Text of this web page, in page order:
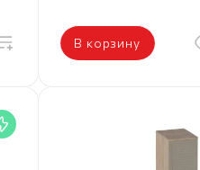
В корзину